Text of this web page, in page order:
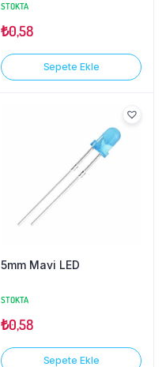
STOKTA
₺0,58
Sepete Ekle
5mm Mavi LED
STOKTA
₺0,58
Sepete Ekle